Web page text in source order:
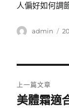
人偏好如何調
作
admin
發
章
上一篇文章
上
美體霜適